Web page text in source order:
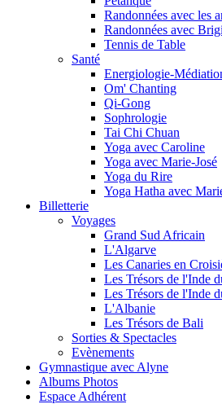
Randonnées avec les
Randonnées avec
Tennis de Table
Santé
Energiologie-
Om' Chanting
Qi-Gong
Sophrologie
Tai Chi Chuan
Yoga avec Caroline
Yoga avec Marie-José
Yoga du Rire
Yoga Hatha avec
Billetterie
Voyages
Grand Sud Africain
L'Algarve
Les Canaries en
Les Trésors de l'Inde
Les Trésors de l'Inde
L'Albanie
Les Trésors de Bali
Sorties & Spectacles
Evènements
Gymnastique avec Alyne
Albums Photos
Espace Adhérent